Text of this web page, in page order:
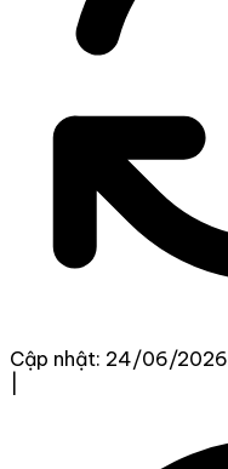
Cập nhật: 24/06/2026